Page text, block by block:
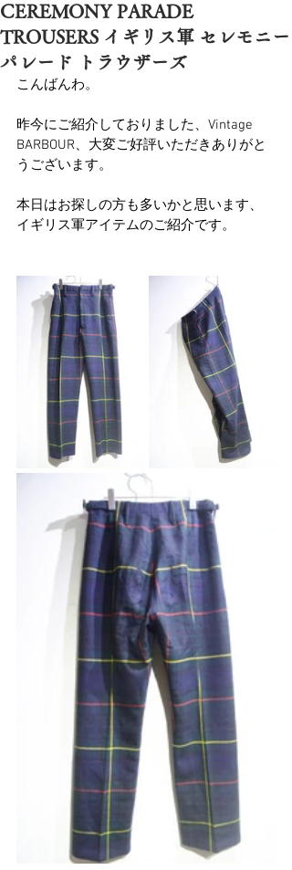
CEREMONY PARADE
TROUSERS イギリス軍 セレモニー
パレード トラウザーズ
こんばんわ。
昨今にご紹介しておりました、Vintage
BARBOUR、大変ご好評いただきありがと
うございます。
本日はお探しの方も多いかと思います、
イギリス軍アイテムのご紹介です。